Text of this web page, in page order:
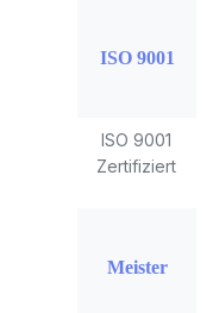
ISO 9001
Zertifiziert